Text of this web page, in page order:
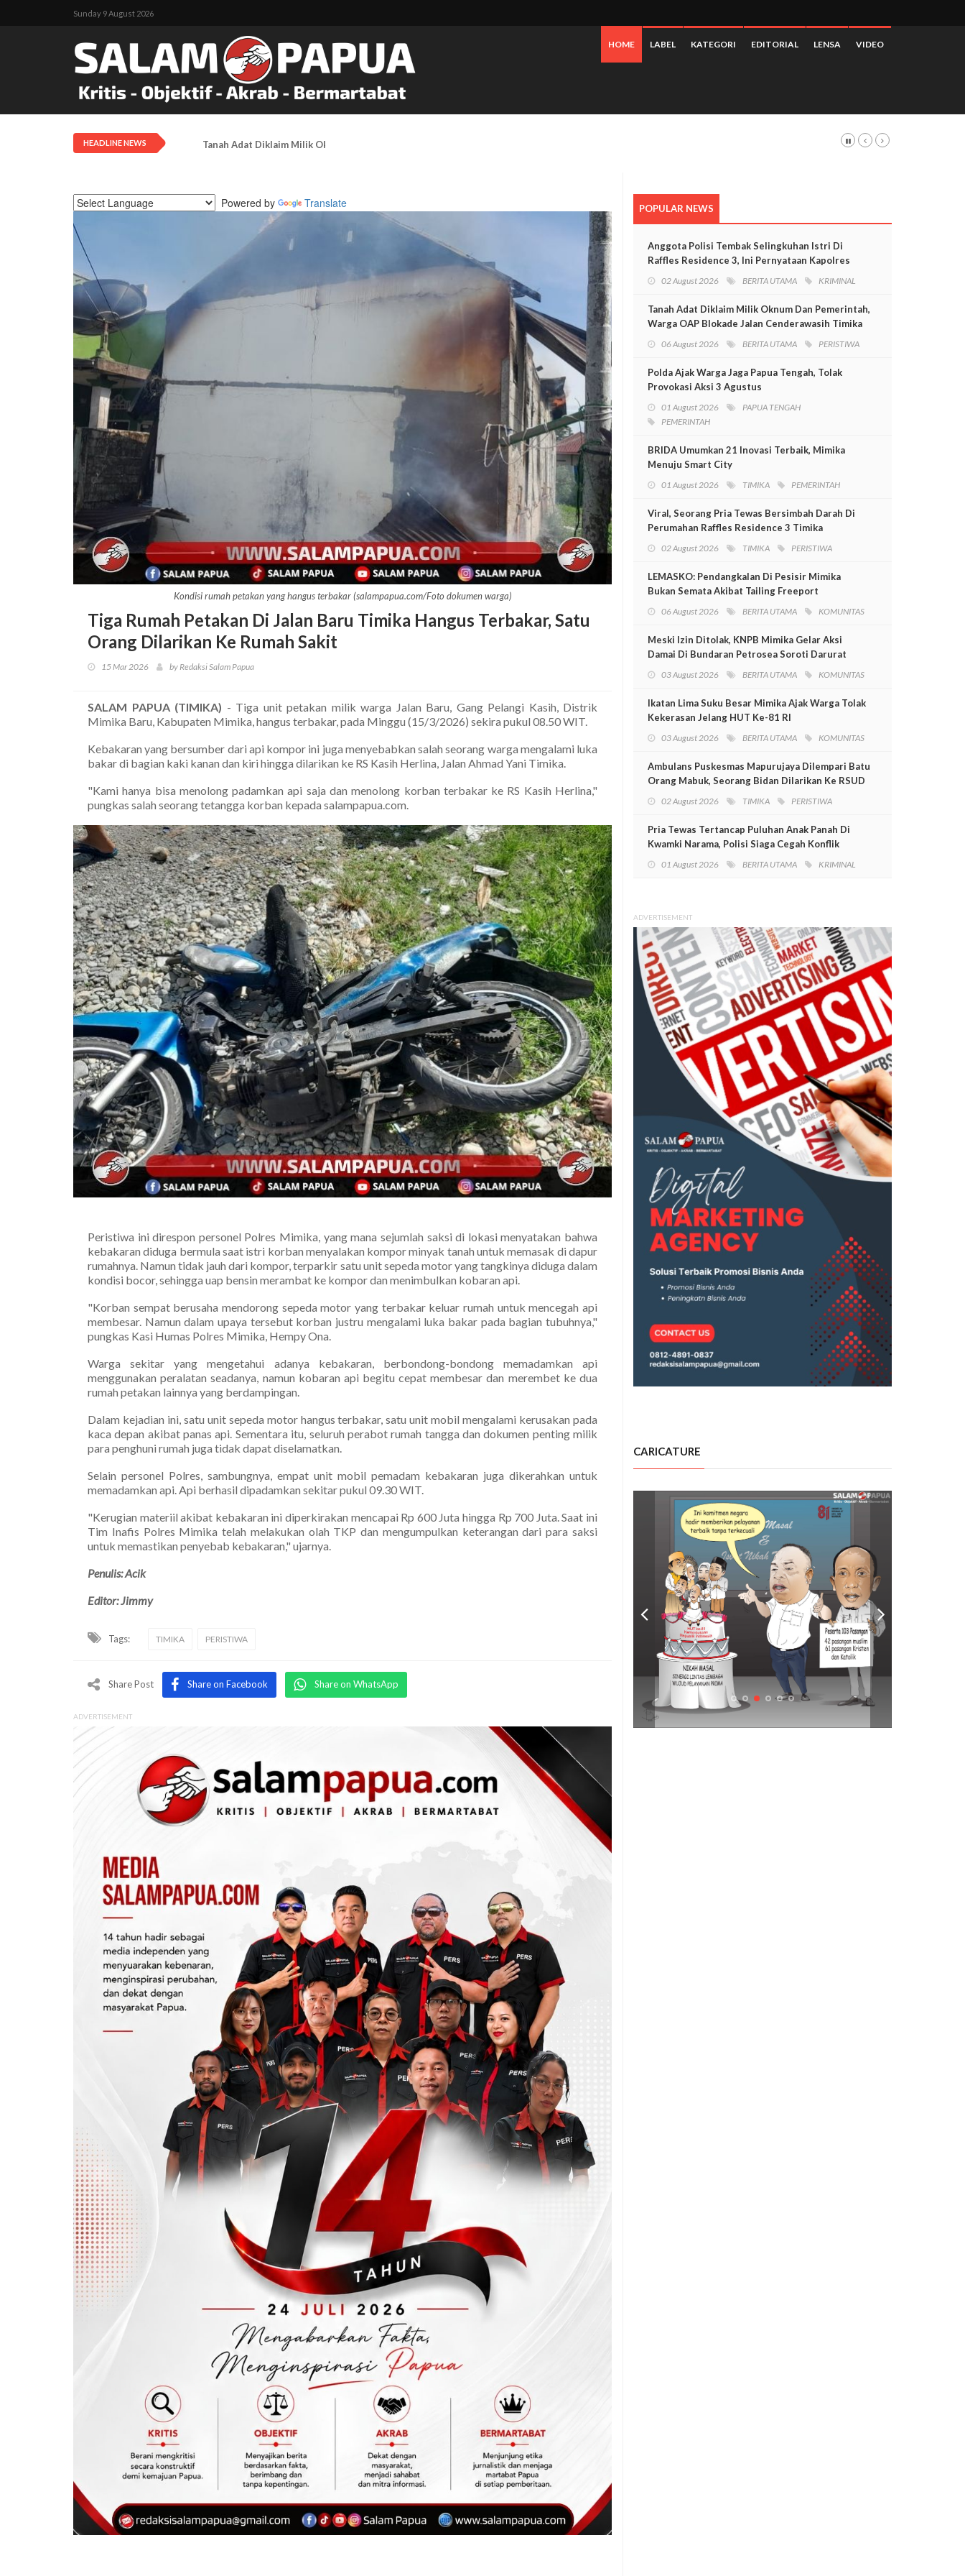
Sunday 9 August 2026
HOME LABEL KATEGORI EDITORIAL LENSA VIDEO
HEADLINE NEWS Tanah Adat Diklaim Milik Oknum Dan Pemerintah, Warga OAP Blokade Jalan Cenderawasih Timika
Powered by Translate
Kondisi rumah petakan yang hangus terbakar (salampapua.com/Foto dokumen warga)
Tiga Rumah Petakan Di Jalan Baru Timika Hangus Terbakar, Satu
Orang Dilarikan Ke Rumah Sakit
15 Mar 2026 by Redaksi Salam Papua
SALAM PAPUA (TIMIKA) - Tiga unit petakan milik warga Jalan Baru, Gang Pelangi Kasih, Distrik
Mimika Baru, Kabupaten Mimika, hangus terbakar, pada Minggu (15/3/2026) sekira pukul 08.50 WIT.
Kebakaran yang bersumber dari api kompor ini juga menyebabkan salah seorang warga mengalami luka
bakar di bagian kaki kanan dan kiri hingga dilarikan ke RS Kasih Herlina, Jalan Ahmad Yani Timika.
"Kami hanya bisa menolong padamkan api saja dan menolong korban terbakar ke RS Kasih Herlina,"
pungkas salah seorang tetangga korban kepada salampapua.com.
Peristiwa ini direspon personel Polres Mimika, yang mana sejumlah saksi di lokasi menyatakan bahwa
kebakaran diduga bermula saat istri korban menyalakan kompor minyak tanah untuk memasak di dapur
rumahnya. Namun tidak jauh dari kompor, terparkir satu unit sepeda motor yang tangkinya diduga dalam
kondisi bocor, sehingga uap bensin merambat ke kompor dan menimbulkan kobaran api.
"Korban sempat berusaha mendorong sepeda motor yang terbakar keluar rumah untuk mencegah api
membesar. Namun dalam upaya tersebut korban justru mengalami luka bakar pada bagian tubuhnya,"
pungkas Kasi Humas Polres Mimika, Hempy Ona.
Warga sekitar yang mengetahui adanya kebakaran, berbondong-bondong memadamkan api
menggunakan peralatan seadanya, namun kobaran api begitu cepat membesar dan merembet ke dua
rumah petakan lainnya yang berdampingan.
Dalam kejadian ini, satu unit sepeda motor hangus terbakar, satu unit mobil mengalami kerusakan pada
kaca depan akibat panas api. Sementara itu, seluruh perabot rumah tangga dan dokumen penting milik
para penghuni rumah juga tidak dapat diselamatkan.
Selain personel Polres, sambungnya, empat unit mobil pemadam kebakaran juga dikerahkan untuk
memadamkan api. Api berhasil dipadamkan sekitar pukul 09.30 WIT.
"Kerugian materiil akibat kebakaran ini diperkirakan mencapai Rp 600 Juta hingga Rp 700 Juta. Saat ini
Tim Inafis Polres Mimika telah melakukan olah TKP dan mengumpulkan keterangan dari para saksi
untuk memastikan penyebab kebakaran," ujarnya.
Penulis: Acik
Editor: Jimmy
Tags: TIMIKA PERISTIWA
Share Post Share on Facebook Share on WhatsApp
ADVERTISEMENT
POPULAR NEWS
Anggota Polisi Tembak Selingkuhan Istri Di
Raffles Residence 3, Ini Pernyataan Kapolres
02 August 2026 BERITA UTAMA KRIMINAL
Tanah Adat Diklaim Milik Oknum Dan Pemerintah,
Warga OAP Blokade Jalan Cenderawasih Timika
06 August 2026 BERITA UTAMA PERISTIWA
Polda Ajak Warga Jaga Papua Tengah, Tolak
Provokasi Aksi 3 Agustus
01 August 2026
PAPUA TENGAH
PEMERINTAH
BRIDA Umumkan 21 Inovasi Terbaik, Mimika
Menuju Smart City
01 August 2026 TIMIKA PEMERINTAH
Viral, Seorang Pria Tewas Bersimbah Darah Di
Perumahan Raffles Residence 3 Timika
02 August 2026 TIMIKA PERISTIWA
LEMASKO: Pendangkalan Di Pesisir Mimika
Bukan Semata Akibat Tailing Freeport
06 August 2026 BERITA UTAMA KOMUNITAS
Meski Izin Ditolak, KNPB Mimika Gelar Aksi
Damai Di Bundaran Petrosea Soroti Darurat
03 August 2026 BERITA UTAMA KOMUNITAS
Ikatan Lima Suku Besar Mimika Ajak Warga Tolak
Kekerasan Jelang HUT Ke-81 RI
03 August 2026 BERITA UTAMA KOMUNITAS
Ambulans Puskesmas Mapurujaya Dilempari Batu
Orang Mabuk, Seorang Bidan Dilarikan Ke RSUD
02 August 2026 TIMIKA PERISTIWA
Pria Tewas Tertancap Puluhan Anak Panah Di
Kwamki Narama, Polisi Siaga Cegah Konflik
01 August 2026 BERITA UTAMA KRIMINAL
ADVERTISEMENT
CARICATURE